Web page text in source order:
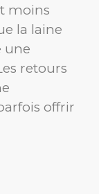
moins
la laine
une
retours
offrir